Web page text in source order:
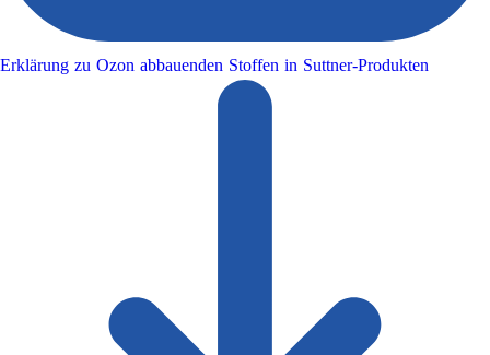
Erklärung zu Ozon abbauenden Stoffen in Suttner-Produkten